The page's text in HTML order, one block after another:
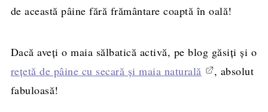
de această pâine fără frământare coaptă în oală!
Dacă aveți o maia sălbatică activă, pe blog găsiți și o
rețetă de pâine cu secară și maia naturală
, absolut
fabuloasă!